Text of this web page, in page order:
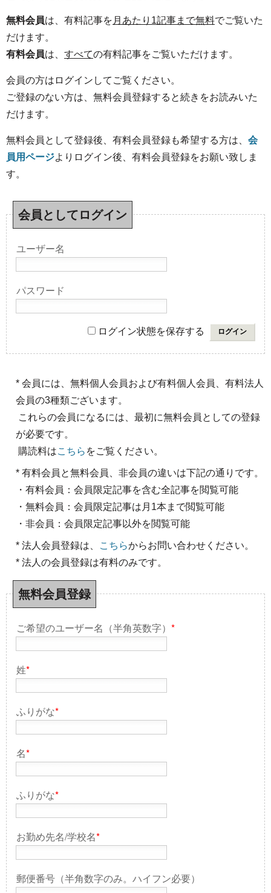
無料会員は、有料記事を 月あたり1記事まで無料でご覧いた
だけます。
有料会員は、 すべての有料記事をご覧いただけます。
会員の方はログインしてご覧ください。
ご登録のない方は、無料会員登録すると続きをお読みいた
だけます。
無料会員として登録後、有料会員登録も希望する方は、 会
員用ページよりログイン後、有料会員登録をお願い致しま
す。
会員としてログイン
ユーザー名
パスワード
ログイン状態を保存する
* 会員には、無料個人会員および有料個人会員、有料法人
会員の3種類ございます。
これらの会員になるには、最初に無料会員としての登録
が必要です。
購読料はこちら をご覧ください。
* 有料会員と無料会員、非会員の違いは下記の通りです。
・有料会員：会員限定記事を含む全記事を閲覧可能
・無料会員：会員限定記事は月1本まで閲覧可能
・非会員：会員限定記事以外を閲覧可能
* 法人会員登録は、 こちらからお問い合わせください。
* 法人の会員登録は有料のみです。
無料会員登録
ご希望のユーザー名（半角英数字） *
姓*
ふりがな*
名*
ふりがな*
お勤め先名/学校名*
郵便番号（半角数字のみ。ハイフン必要）